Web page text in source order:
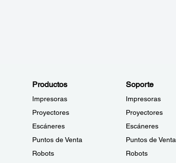
Productos
Impresoras
Proyectores
Escáneres
Puntos de Venta
Robots
Soporte
Impresoras
Proyectores
Escáneres
Puntos de Venta
Robots